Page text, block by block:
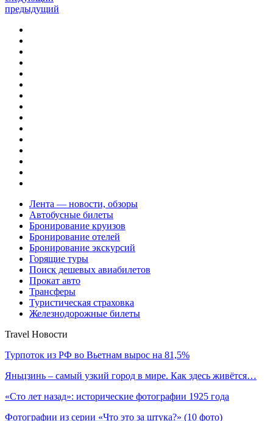
предыдущий
Лента — новости, обзоры
Автобусные билеты
Бронирование круизов
Бронирование отелей
Бронирование экскурсий
Горящие туры
Поиск дешевых авиабилетов
Прокат авто
Трансферы
Туристическая страховка
Железнодорожные билеты
Travel Новости
Турпоток из РФ во Вьетнам вырос на 81,5%
Яньцзинь – самый узкий город в мире. Как здесь живётся…
«Сто лет назад»: исторические фотографии 1925 года
Фотографии из серии «Что это за штука?» (10 фото)